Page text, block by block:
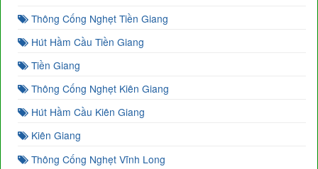
Thông Cống Nghẹt Tiền Giang
Hút Hầm Cầu Tiền Giang
Tiền Giang
Thông Cống Nghẹt Kiên Giang
Hút Hầm Cầu Kiên Giang
Kiên Giang
Thông Cống Nghẹt Vĩnh Long